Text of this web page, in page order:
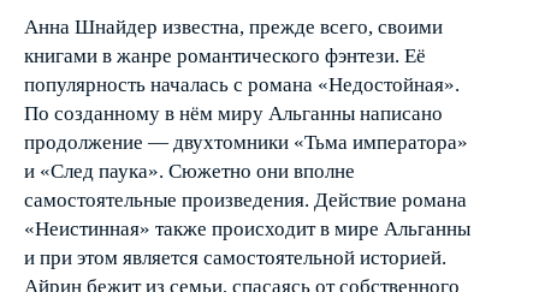
Анна Шнайдер известна, прежде всего, своими
книгами в жанре романтического фэнтези. Её
популярность началась с романа «Недостойная».
По созданному в нём миру Альганны написано
продолжение — двухтомники «Тьма императора»
и «След паука». Сюжетно они вполне
самостоятельные произведения. Действие романа
«Неистинная» также происходит в мире Альганны
и при этом является самостоятельной историей.
Айрин бежит из семьи, спасаясь от собственного